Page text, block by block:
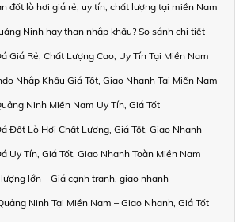
đốt lò hơi giá rẻ, uy tín, chất lượng tại miền Nam
Ninh hay than nhập khẩu? So sánh chi tiết
Giá Rẻ, Chất Lượng Cao, Uy Tín Tại Miền Nam
Nhập Khẩu Giá Tốt, Giao Nhanh Tại Miền Nam
Ninh Miền Nam Uy Tín, Giá Tốt
Đốt Lò Hơi Chất Lượng, Giá Tốt, Giao Nhanh
Uy Tín, Giá Tốt, Giao Nhanh Toàn Miền Nam
lớn – Giá cạnh tranh, giao nhanh
Ninh Tại Miền Nam – Giao Nhanh, Giá Tốt